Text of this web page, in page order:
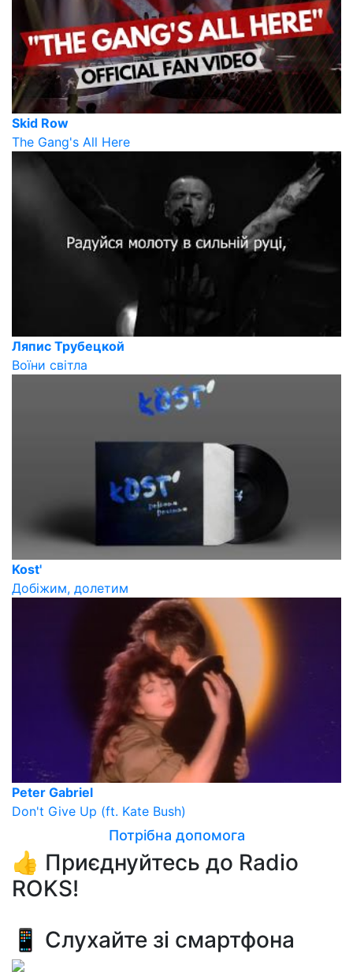
Skid Row
The Gang's All Here
Ляпис Трубецкой
Воїни світла
Kost'
Добiжим, долетим
Peter Gabriel
Don't Give Up (ft. Kate Bush)
Потрібна допомога
👍 Приєднуйтесь до Radio
ROKS!
📱 Слухайте зі смартфона